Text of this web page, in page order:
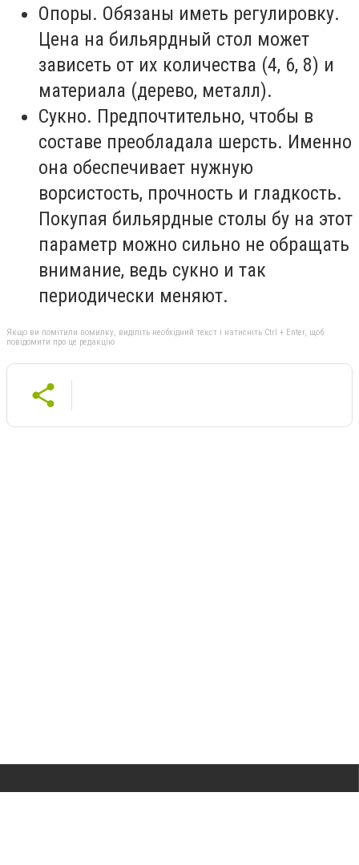
Опоры. Обязаны иметь регулировку.
Цена на бильярдный стол может
зависеть от их количества (4, 6, 8) и
материала (дерево, металл).
Сукно. Предпочтительно, чтобы в
составе преобладала шерсть. Именно
она обеспечивает нужную
ворсистость, прочность и гладкость.
Покупая бильярдные столы бу на этот
параметр можно сильно не обращать
внимание, ведь сукно и так
периодически меняют.
Якщо ви помітили помилку, виділіть необхідний текст і натисніть Ctrl + Enter, щоб
повідомити про це редакцію